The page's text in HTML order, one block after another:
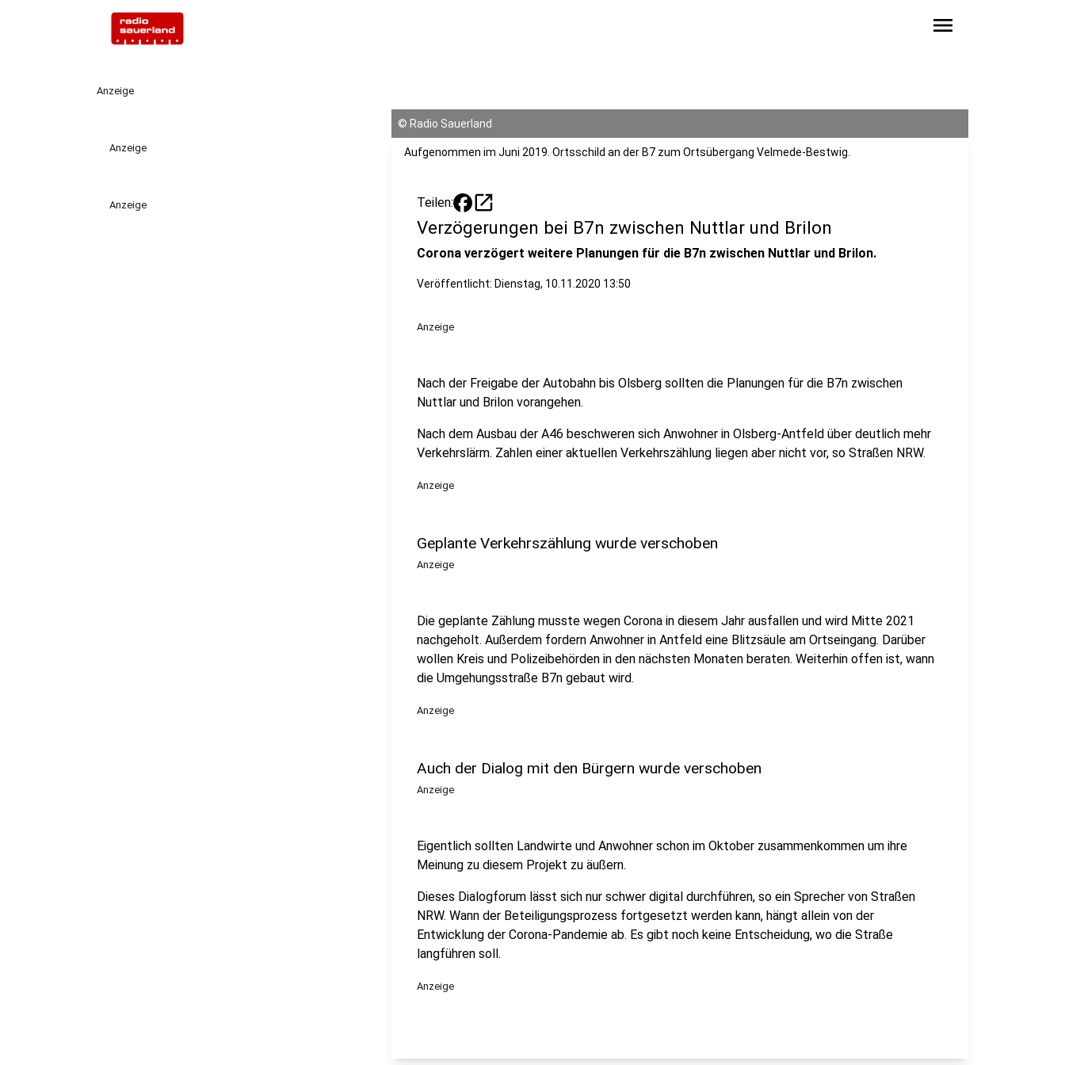
menu
Anzeige
Anzeige
Anzeige
© Radio Sauerland
Aufgenommen im Juni 2019. Ortsschild an der B7 zum Ortsübergang Velmede-Bestwig.
Teilen: open_in_new
Verzögerungen bei B7n zwischen Nuttlar und Brilon
Corona verzögert weitere Planungen für die B7n zwischen Nuttlar und Brilon.
Veröffentlicht: Dienstag, 10.11.2020 13:50
Anzeige
Nach der Freigabe der Autobahn bis Olsberg sollten die Planungen für die B7n zwischen
Nuttlar und Brilon vorangehen.
Nach dem Ausbau der A46 beschweren sich Anwohner in Olsberg-Antfeld über deutlich mehr
Verkehrslärm. Zahlen einer aktuellen Verkehrszählung liegen aber nicht vor, so Straßen NRW.
Anzeige
Geplante Verkehrszählung wurde verschoben
Anzeige
Die geplante Zählung musste wegen Corona in diesem Jahr ausfallen und wird Mitte 2021
nachgeholt. Außerdem fordern Anwohner in Antfeld eine Blitzsäule am Ortseingang. Darüber
wollen Kreis und Polizeibehörden in den nächsten Monaten beraten. Weiterhin offen ist, wann
die Umgehungsstraße B7n gebaut wird.
Anzeige
Auch der Dialog mit den Bürgern wurde verschoben
Anzeige
Eigentlich sollten Landwirte und Anwohner schon im Oktober zusammenkommen um ihre
Meinung zu diesem Projekt zu äußern.
Dieses Dialogforum lässt sich nur schwer digital durchführen, so ein Sprecher von Straßen
NRW. Wann der Beteiligungsprozess fortgesetzt werden kann, hängt allein von der
Entwicklung der Corona-Pandemie ab. Es gibt noch keine Entscheidung, wo die Straße
langführen soll.
Anzeige